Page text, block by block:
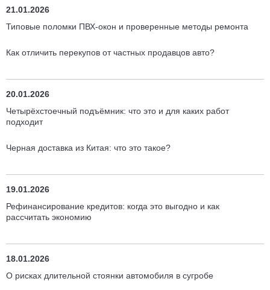
21.01.2026
Типовые поломки ПВХ-окон и проверенные методы ремонта
Как отличить перекупов от частных продавцов авто?
20.01.2026
Четырёхстоечный подъёмник: что это и для каких работ
подходит
Черная доставка из Китая: что это такое?
19.01.2026
Рефинансирование кредитов: когда это выгодно и как
рассчитать экономию
18.01.2026
О рисках длительной стоянки автомобиля в сугробе